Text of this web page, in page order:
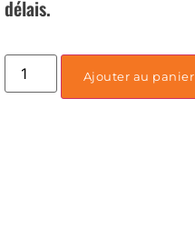
délais.
Ajouter au panier